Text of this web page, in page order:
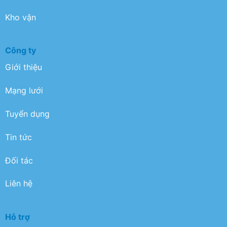
Kho vận
Công ty
Giới thiệu
Mạng lưới
Tuyển dụng
Tin tức
Đối tác
Liên hệ
Hỗ trợ